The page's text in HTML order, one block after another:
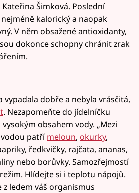
Šimková. Poslední
kalorický a naopak
V něm obsažené antioxidanty,
dokonce schopny chránit zrak
vypadala dobře a nebyla vrásčitá,
. Nezapomeňte do jídelníčku
obsahem vody. „Mezi
patřímeloun, okurky,
ředkvičky, rajčata, ananas,
nebo borůvky. Samozřejmostí
Hlídejte si i teplotu nápojů.
ledem váš organismus